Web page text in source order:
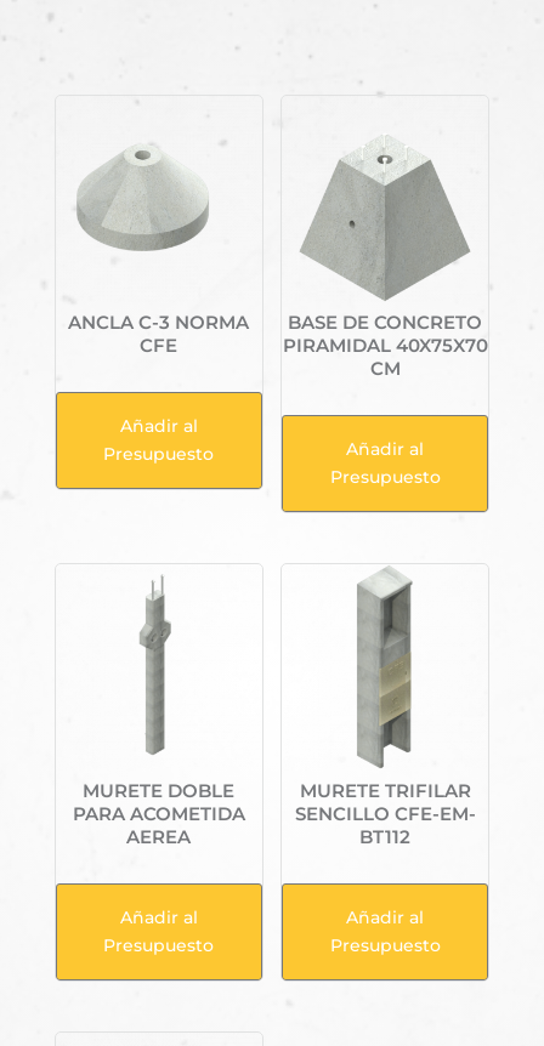
ANCLA C-3 NORMA
CFE
Añadir al
Presupuesto
BASE DE CONCRETO
PIRAMIDAL 40X75X70
CM
Añadir al
Presupuesto
MURETE DOBLE
PARA ACOMETIDA
AEREA
Añadir al
Presupuesto
MURETE TRIFILAR
SENCILLO CFE-EM-
BT112
Añadir al
Presupuesto